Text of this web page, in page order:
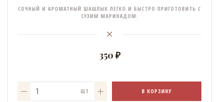
СОЧНЫЙ И АРОМАТНЫЙ ШАШЛЫК ЛЕГКО И БЫСТРО ПРИГОТОВИТЬ С
СУХИМ МАРИНАДОМ.
350 ₽
ШТ В КОРЗИНУ